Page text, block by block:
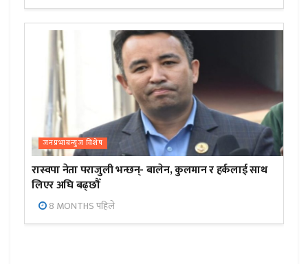
जनप्रभाबन्युज विशेष
रास्वपा नेता पराजुली भन्छन्- बालेन, कुलमान र हर्कलाई साथ
लिएर अघि बढ्छौँ
8 MONTHS पहिले